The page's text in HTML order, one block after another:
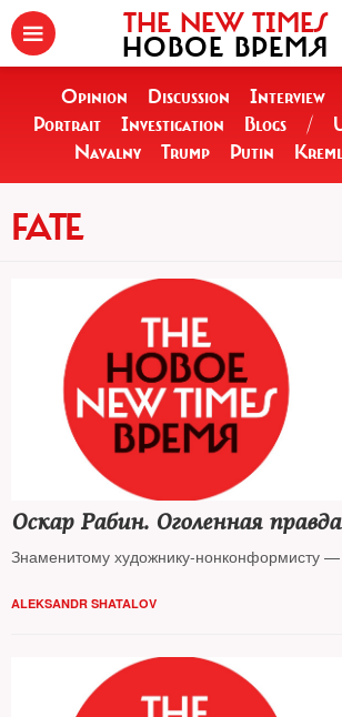
THE NEW TIMES
НОВОЕ ВРЕМЯ
Opinion Discussion Interview
Portrait
Investigation Blogs /
Navalny
Trump Putin
FATE
Оскар Рабин. Оголенная правда
Знаменитому художнику-нонконформисту
ALEKSANDR SHATALOV